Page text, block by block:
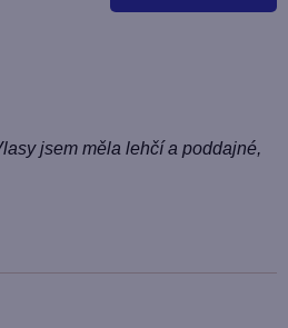
p
r
v
jsem měla lehčí a poddajné,